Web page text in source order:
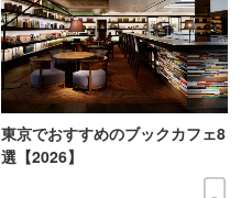
東京でおすすめのブックカフェ8
選【2026】